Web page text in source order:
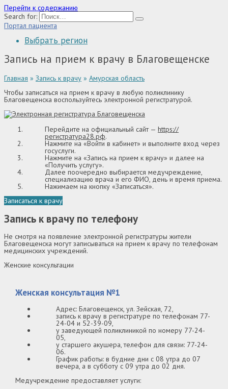
Перейти к содержанию
Search for:
Портал пациента
Выбрать регион
Запись на прием к врачу в Благовещенске
Главная » Запись к врачу » Амурская область
Чтобы записаться на прием к врачу в любую поликлинику
Благовещенска воспользуйтесь электронной регистратурой.
Перейдите на официальный сайт — https://
регистратура28.рф.
Нажмите на «Войти в кабинет» и выполните вход через
госуслуги.
Нажмите на «Запись на прием к врачу» и далее на
«Получить услугу».
Далее поочередно выбирается медучреждение,
специализацию врача и его ФИО, день и время приема.
Нажимаем на кнопку «Записаться».
Записаться к врачу
Запись к врачу по телефону
Не смотря на появление электронной регистратуры жители
Благовещенска могут записываться на прием к врачу по телефонам
медицинских учреждений.
Женские консультации
Женская консультация №1
Адрес: Благовещенск, ул. Зейская, 72,
запись к врачу в регистратуре по телефонам 77-
24-04 и 52-39-09,
у заведующей поликлиникой по номеру 77-24-
05,
у старшего акушера, телефон для связи: 77-24-
06.
График работы: в будние дни с 08 утра до 07
вечера, а в субботу с 09 утра до 02 дня.
Медучреждение предоставляет услуги: